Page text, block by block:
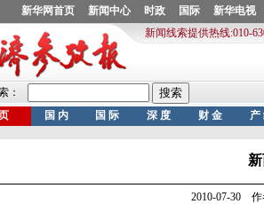
2010-07-30 作